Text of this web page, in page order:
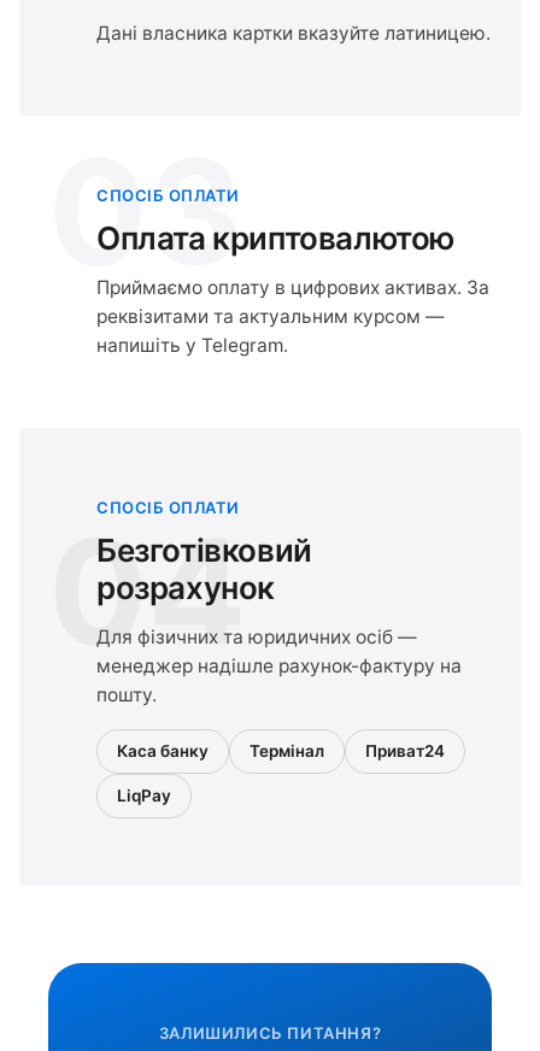
Дані власника картки вказуйте латиницею.
03
СПОСІБ ОПЛАТИ
Оплата криптовалютою
Приймаємо оплату в цифрових активах. За
реквізитами та актуальним курсом —
напишіть у Telegram.
04
СПОСІБ ОПЛАТИ
Безготівковий
розрахунок
Для фізичних та юридичних осіб —
менеджер надішле рахунок-фактуру на
пошту.
Каса банку Термінал Приват24
LiqPay
ЗАЛИШИЛИСЬ ПИТАННЯ?